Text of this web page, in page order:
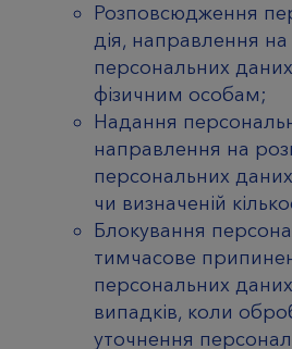
Розповсюдження
дія, направлення
персональних
фізичним особам;
Надання
направлення на
персональних
чи визначеній
Блокування
тимчасове
персональних
випадків, коли
уточнення